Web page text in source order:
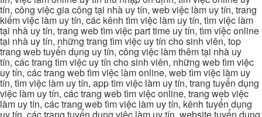
tín, công việc gia công tại nhà uy tín, web việc làm uy tín, trang
kiếm việc làm uy tín, các kênh tìm việc làm uy tín, tìm việc làm
tại nhà uy tín, trang web tìm việc part time uy tín, tìm việc online
tại nhà uy tín, những trang tìm việc uy tín cho sinh viên, top
trang web tuyển dụng uy tín, công việc làm thêm tại nhà uy
tín, các trang tìm việc uy tín cho sinh viên, những web tìm việc
uy tín, các trang web tìm việc làm online, web tìm việc làm uy
tín, tìm việc làm uy tín, app tìm việc làm uy tín, trang tuyển dụng
việc làm uy tín, các trang web tìm việc online, trang web việc
làm uy tín, các trang web tìm việc làm uy tín, kênh tuyển dụng
uy tín, các trang tuyển dụng việc làm uy tín, website tuyển dụng